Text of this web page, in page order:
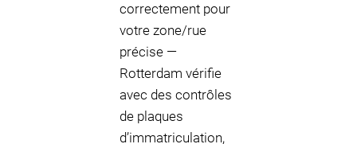
correctement pour
votre zone/rue
précise —
Rotterdam vérifie
avec des contrôles
de plaques
d’immatriculation,